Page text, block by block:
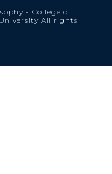
- College of
All rights